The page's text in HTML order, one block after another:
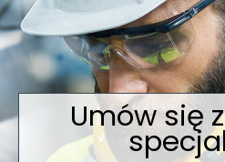
Umów się